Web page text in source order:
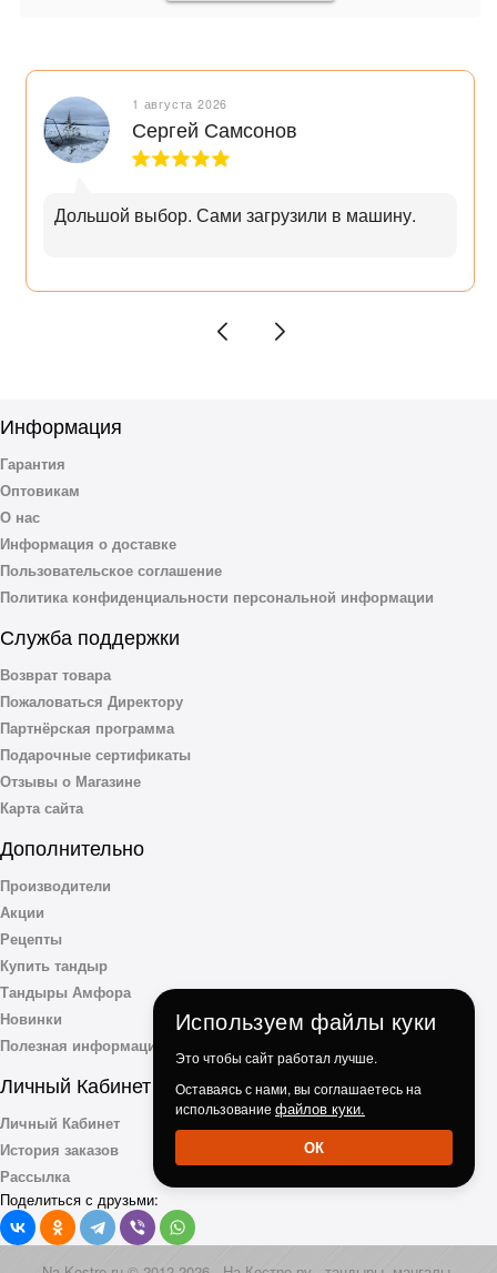
1 августа 2026
Сергей Самсонов
Дольшой выбор. Сами загрузили в машину.
Информация
Гарантия
Оптовикам
О нас
Информация о доставке
Пользовательское соглашение
Политика конфиденциальности персональной информации
Служба поддержки
Возврат товара
Пожаловаться Директору
Партнёрская программа
Подарочные сертификаты
Отзывы о Магазине
Карта сайта
Дополнительно
Производители
Акции
Рецепты
Купить тандыр
Тандыры Амфора
Новинки
Полезная информация
Личный Кабинет
Личный Кабинет
История заказов
Рассылка
Поделиться с друзьми:
Используем файлы куки
Это чтобы сайт работал лучше.
Оставаясь с нами, вы соглашаетесь на
использование файлов куки.
ОК